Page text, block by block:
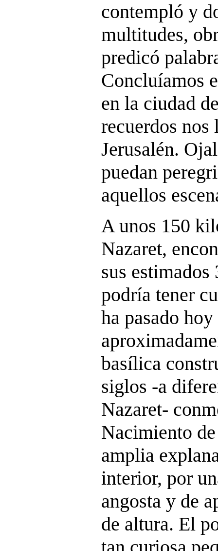
contempló y
multitudes,
predicó
Concluíamos
en la ciudad
recuerdos
Jerusalén.
puedan
aquellos
A unos 150
Nazaret,
sus estimados
podría tener
ha pasado
basílica
siglos -a
Nazaret-
Nacimiento
amplia
interior, por
angosta y de
de altura. El